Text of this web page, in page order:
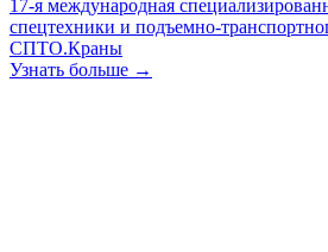
17-я международная
спецтехники и подъемно-
СПТО.Краны
Узнать больше →